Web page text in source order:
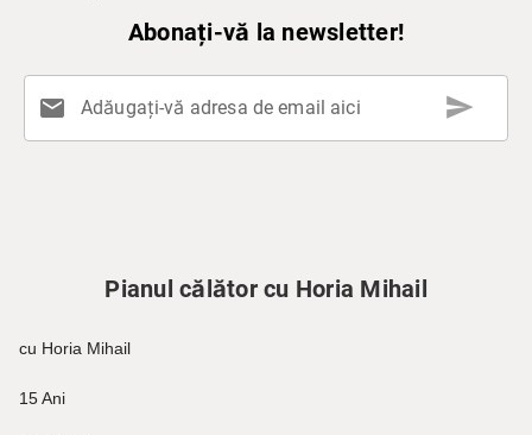
Abonați-vă la newsletter!
mail Adăugați-vă adresa de email aici send
Pianul călător cu Horia Mihail
cu Horia Mihail
15 Ani